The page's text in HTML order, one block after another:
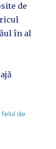
de
în al
de